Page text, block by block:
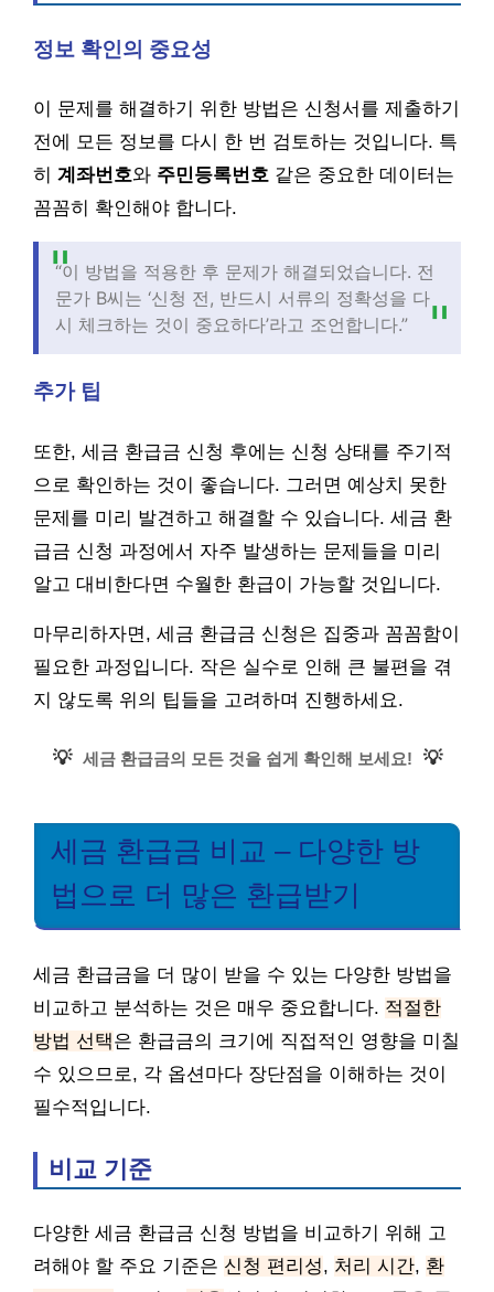
정보 확인의 중요성
이 문제를 해결하기 위한 방법은 신청서를 제출하기
전에 모든 정보를 다시 한 번 검토하는 것입니다. 특
히 계좌번호와 주민등록번호 같은 중요한 데이터는
꼼꼼히 확인해야 합니다.
“이 방법을 적용한 후 문제가 해결되었습니다. 전
문가 B씨는 ‘신청 전, 반드시 서류의 정확성을 다
시 체크하는 것이 중요하다’라고 조언합니다.”
추가 팁
또한, 세금 환급금 신청 후에는 신청 상태를 주기적
으로 확인하는 것이 좋습니다. 그러면 예상치 못한
문제를 미리 발견하고 해결할 수 있습니다. 세금 환
급금 신청 과정에서 자주 발생하는 문제들을 미리
알고 대비한다면 수월한 환급이 가능할 것입니다.
마무리하자면, 세금 환급금 신청은 집중과 꼼꼼함이
필요한 과정입니다. 작은 실수로 인해 큰 불편을 겪
지 않도록 위의 팁들을 고려하며 진행하세요.
💡 세금 환급금의 모든 것을 쉽게 확인해 보세요! 💡
세금 환급금 비교 – 다양한 방
법으로 더 많은 환급받기
세금 환급금을 더 많이 받을 수 있는 다양한 방법을
비교하고 분석하는 것은 매우 중요합니다. 적절한
방법 선택은 환급금의 크기에 직접적인 영향을 미칠
수 있으므로, 각 옵션마다 장단점을 이해하는 것이
필수적입니다.
비교 기준
다양한 세금 환급금 신청 방법을 비교하기 위해 고
려해야 할 주요 기준은 신청 편리성, 처리 시간, 환